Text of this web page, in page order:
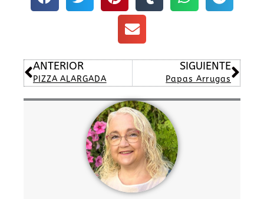
Ant
ANTERIOR
PIZZA ALARGADA
SIGUIENTE
Papas Arrugas